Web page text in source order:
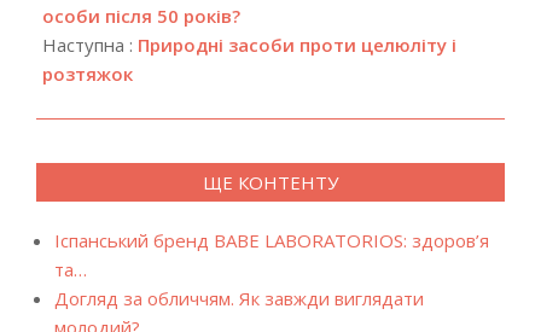
18
особи після 50 років?
Наступна : Природні засоби проти целюліту і
розтяжок
ЩЕ КОНТЕНТУ
Іспанський бренд BABE LABORATORIOS: здоров’я
та…
Догляд за обличчям. Як завжди виглядати
молодий?